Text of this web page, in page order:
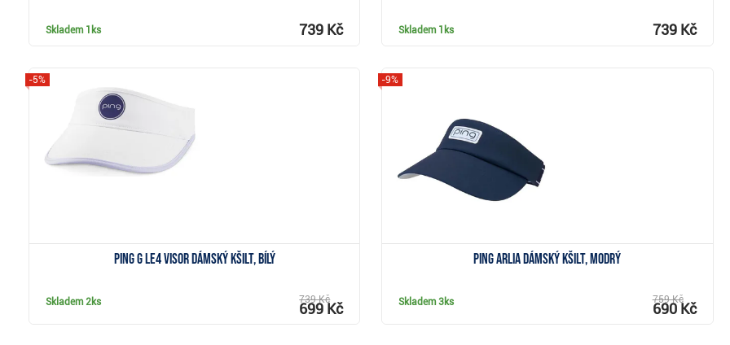
Skladem 1ks 739 Kč Skladem 1ks 739 Kč
Ping G Le4 Visor dámský kšilt, bílý
-5%
Skladem 2ks 739 Kč
699 Kč
Ping Arlia dámský kšilt, modrý
-9%
Skladem3ks 759 Kč
690 Kč